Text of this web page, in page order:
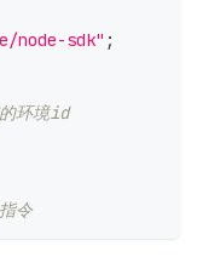
node-sdk" ;
环境id
令